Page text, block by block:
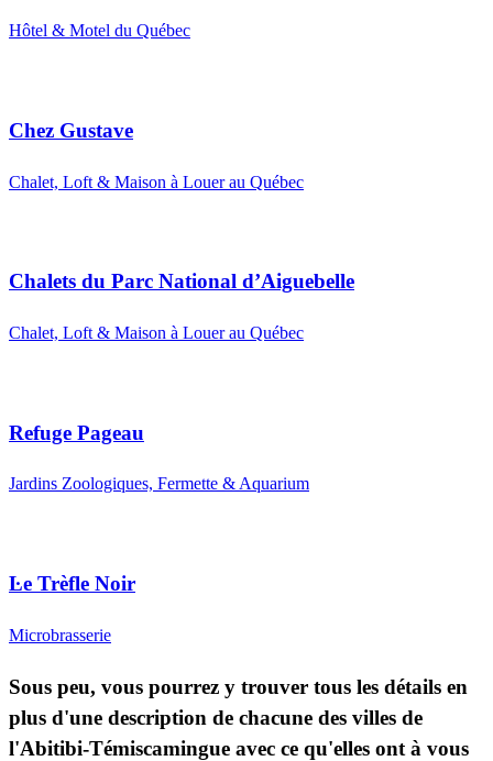
Hôtel & Motel du Québec
Chez Gustave
Chalet, Loft & Maison à Louer au Québec
Chalets du Parc National d’Aiguebelle
Chalet, Loft & Maison à Louer au Québec
Refuge Pageau
Jardins Zoologiques, Fermette & Aquarium
Ŀe Trèfle Noir
Microbrasserie
Sous peu, vous pourrez y trouver tous les détails en
plus d'une description de chacune des villes de
l'Abitibi-Témiscamingue avec ce qu'elles ont à vous